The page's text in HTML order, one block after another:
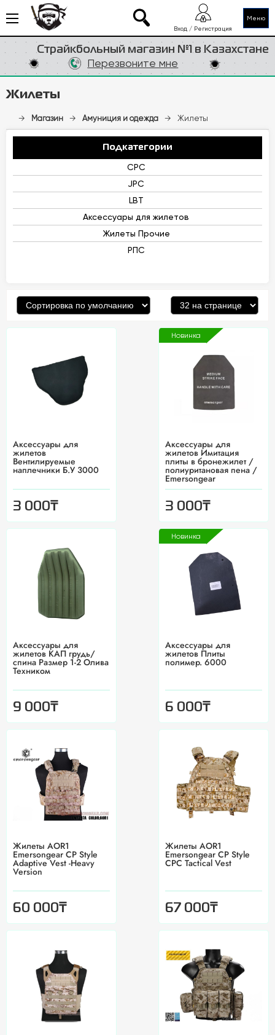
Меню
Страйкбольный магазин №1 в Казахстане
Вход / Регистрация
Перезвоните мне
Жилеты
→ Магазин → Амуниция и одежда → Жилеты
Подкатегории
CPC
JPC
LBT
Аксессуары для жилетов
Жилеты Прочие
РПС
Аксессуары для
жилетов
Вентилируемые
наплечники Б.У 3000
3 000₸
Аксессуары для
жилетов Имитация
плиты в бронежилет /
полиуритановая пена /
Emersongear
3 000₸
Новинка
Аксессуары для
жилетов КАП грудь/
спина Размер 1-2 Олива
Техником
9 000₸
Аксессуары для
жилетов Плиты
полимер. 6000
6 000₸
Новинка
Жилеты AOR1
Emersongear CP Style
Adaptive Vest -Heavy
Version
60 000₸
Жилеты AOR1
Emersongear CP Style
CPC Tactical Vest
67 000₸